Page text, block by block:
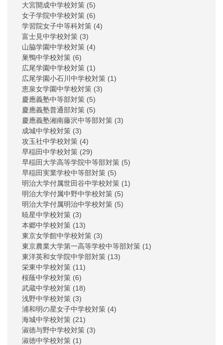
大宮開成中学校対策 (5)
女子学院中学校対策 (6)
学習院女子中等科対策 (4)
富士見中学校対策 (3)
山脇学園中学校対策 (4)
巣鴨中学校対策 (6)
広尾学園中学校対策 (1)
広尾学園小石川中学校対策 (1)
恵泉女学園中学校対策 (3)
慶應義塾中等部対策 (5)
慶應義塾普通部対策 (5)
慶應義塾湘南藤沢中等部対策 (3)
成城中学校対策 (3)
攻玉社中学校対策 (4)
早稲田中学校対策 (29)
早稲田大学高等学院中等部対策 (5)
早稲田実業学校中等部対策 (5)
明治大学付属世田谷中学校対策 (1)
明治大学付属中野中学校対策 (5)
明治大学付属明治中学校対策 (5)
暁星中学校対策 (3)
本郷中学校対策 (13)
東京女学館中学校対策 (3)
東京農業大学第一高等学校中等部対策 (1)
東洋英和女学院中学部対策 (13)
栄東中学校対策 (11)
桜蔭中学校対策 (6)
武蔵中学校対策 (18)
浅野中学校対策 (3)
浦和明の星女子中学校対策 (4)
海城中学校対策 (21)
淑徳与野中学校対策 (3)
淑徳中学校対策 (1)